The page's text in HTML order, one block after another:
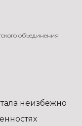
объединения
неизбежно